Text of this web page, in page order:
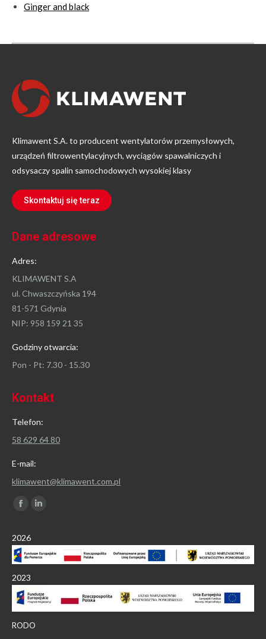
Ginger and black
Klimawent S.A. to producent wentylatorów przemysłowych,
urządzeń filtrowentylacyjnych, wyciągów spawalniczych i
odsysaczy spalin samochodowych wysokiej klasy
Skontaktuj się teraz
Dane adresowe
Adres:
KLIMAWENT S.A
ul. Chwaszczyńska 194
81-571 Gdynia
NIP: 958 159 21 35
Godziny otwarcia:
Pon - Pt: 7.30 - 15.30
Kontakt
Telefon:
58 629 64 80
E-mail:
klimawent@klimawent.com.pl
Znajdź nas na:
Facebook
opens
in
window
in
window
2026
2023
RODO